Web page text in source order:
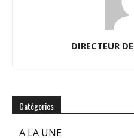
DIRECTEUR
Catégories
A LA UNE